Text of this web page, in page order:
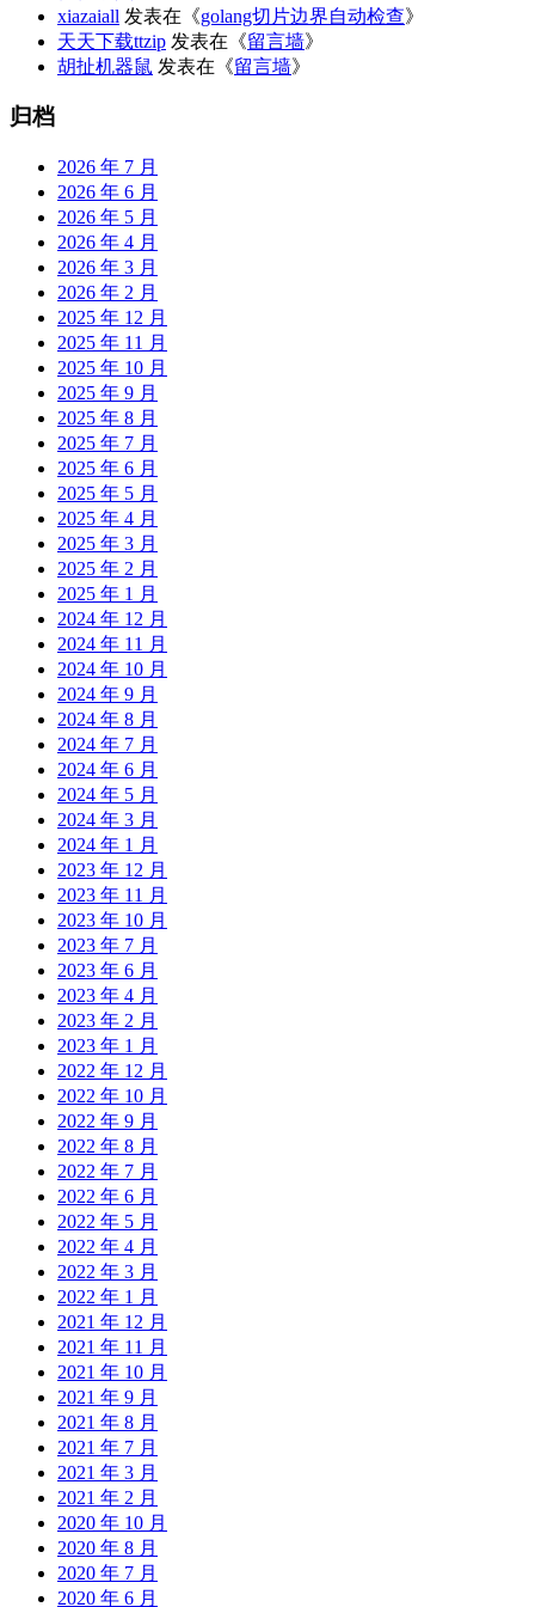
xiazaiall 发表在《golang切片边界自动检查》
天天下载ttzip 发表在《留言墙》
胡扯机器鼠 发表在《留言墙》
归档
2026 年 7 月
2026 年 6 月
2026 年 5 月
2026 年 4 月
2026 年 3 月
2026 年 2 月
2025 年 12 月
2025 年 11 月
2025 年 10 月
2025 年 9 月
2025 年 8 月
2025 年 7 月
2025 年 6 月
2025 年 5 月
2025 年 4 月
2025 年 3 月
2025 年 2 月
2025 年 1 月
2024 年 12 月
2024 年 11 月
2024 年 10 月
2024 年 9 月
2024 年 8 月
2024 年 7 月
2024 年 6 月
2024 年 5 月
2024 年 3 月
2024 年 1 月
2023 年 12 月
2023 年 11 月
2023 年 10 月
2023 年 7 月
2023 年 6 月
2023 年 4 月
2023 年 2 月
2023 年 1 月
2022 年 12 月
2022 年 10 月
2022 年 9 月
2022 年 8 月
2022 年 7 月
2022 年 6 月
2022 年 5 月
2022 年 4 月
2022 年 3 月
2022 年 1 月
2021 年 12 月
2021 年 11 月
2021 年 10 月
2021 年 9 月
2021 年 8 月
2021 年 7 月
2021 年 3 月
2021 年 2 月
2020 年 10 月
2020 年 8 月
2020 年 7 月
2020 年 6 月